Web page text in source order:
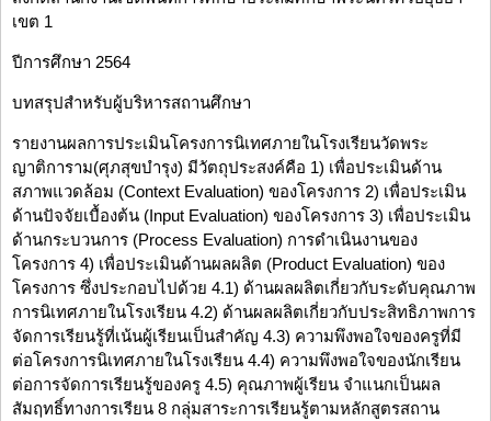
เขต 1
ปีการศึกษา 2564
บทสรุปสำหรับผู้บริหารสถานศึกษา
รายงานผลการประเมินโครงการนิเทศภายในโรงเรียนวัดพระ
ญาติการาม(ศุภสุขบำรุง) มีวัตถุประสงค์คือ 1) เพื่อประเมินด้าน
สภาพแวดล้อม (Context Evaluation) ของโครงการ 2) เพื่อประเมิน
ด้านปัจจัยเบื้องต้น (Input Evaluation) ของโครงการ 3) เพื่อประเมิน
ด้านกระบวนการ (Process Evaluation) การดำเนินงานของ
โครงการ 4) เพื่อประเมินด้านผลผลิต (Product Evaluation) ของ
โครงการ ซึ่งประกอบไปด้วย 4.1) ด้านผลผลิตเกี่ยวกับระดับคุณภาพ
การนิเทศภายในโรงเรียน 4.2) ด้านผลผลิตเกี่ยวกับประสิทธิภาพการ
จัดการเรียนรู้ที่เน้นผู้เรียนเป็นสำคัญ 4.3) ความพึงพอใจของครูที่มี
ต่อโครงการนิเทศภายในโรงเรียน 4.4) ความพึงพอใจของนักเรียน
ต่อการจัดการเรียนรู้ของครู 4.5) คุณภาพผู้เรียน จำแนกเป็นผล
สัมฤทธิ์ทางการเรียน 8 กลุ่มสาระการเรียนรู้ตามหลักสูตรสถาน